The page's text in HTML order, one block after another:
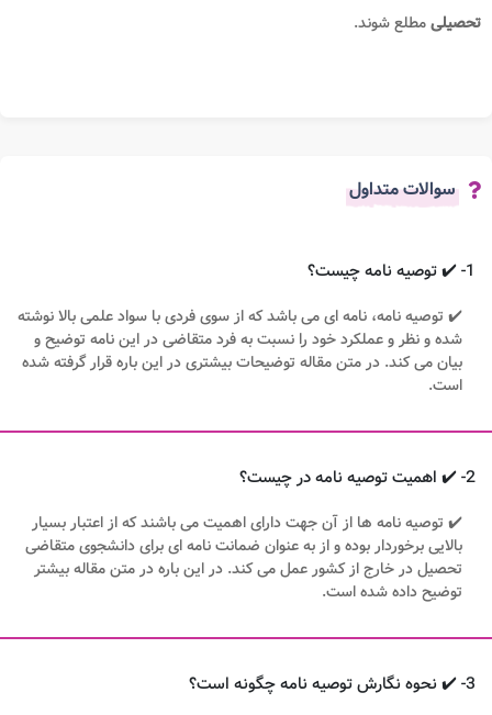
تحصیلیمطلع شوند.
سوالات متداول
1- ✔️ توصیه نامه چیست؟
✔️ توصیه نامه، نامه ای می باشد که از سوی فردی با سواد علمی بالا نوشته
شده و نظر و عملکرد خود را نسبت به فرد متقاضی در این نامه توضیح و
بیان می کند. در متن مقاله توضیحات بیشتری در این باره قرار گرفته شده
است.
2- ✔️ اهمیت توصیه نامه در چیست؟
✔️ توصیه نامه ها از آن جهت دارای اهمیت می باشند که از اعتبار بسیار
بالایی برخوردار بوده و از به عنوان ضمانت نامه ای برای دانشجوی متقاضی
تحصیل در خارج از کشور عمل می کند. در این باره در متن مقاله بیشتر
توضیح داده شده است.
3- ✔️ نحوه نگارش توصیه نامه چگونه است؟